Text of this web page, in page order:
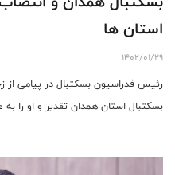
استان ها
1402/01/29
رئیس فدراسیون بسکتبال در پیامی
بسکتبال استان همدان تقدیر و او را